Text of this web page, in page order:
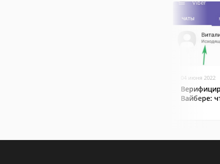
04 июня 2022
Вайбере: